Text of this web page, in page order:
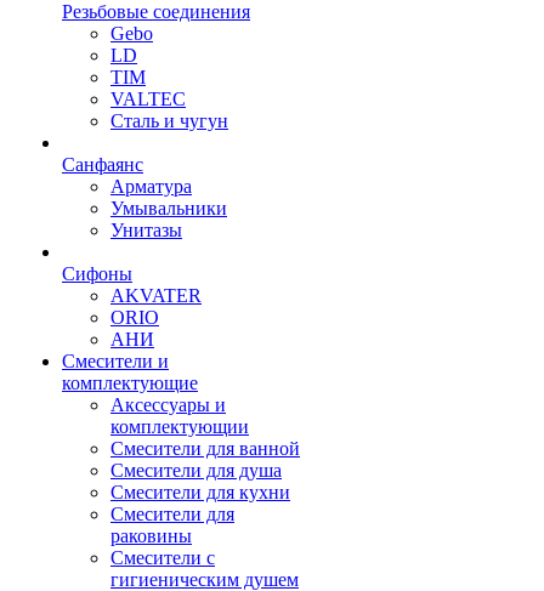
Резьбовые соединения
Gebo
LD
TIM
VALTEC
Сталь и чугун
Санфаянс
Арматура
Умывальники
Унитазы
Сифоны
AKVATER
ORIO
АНИ
Смесители и
комплектующие
Аксессуары и
комплектующии
Смесители для ванной
Смесители для душа
Смесители для кухни
Смесители для
раковины
Смесители с
гигиеническим душем